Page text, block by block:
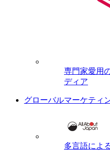
専門家愛用
ディア
グローバルマーケティ
多言語によ